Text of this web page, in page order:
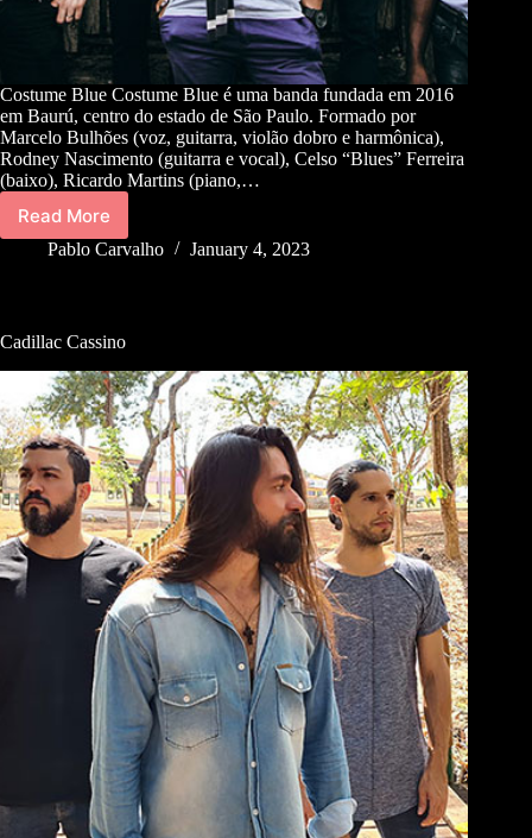
Costume Blue Costume Blue é uma banda fundada em 2016
em Baurú, centro do estado de São Paulo. Formado por
Marcelo Bulhões (voz, guitarra, violão dobro e harmônica),
Rodney Nascimento (guitarra e vocal), Celso “Blues” Ferreira
(baixo), Ricardo Martins (piano,…
Read More
Pablo Carvalho January 4, 2023
Cadillac Cassino